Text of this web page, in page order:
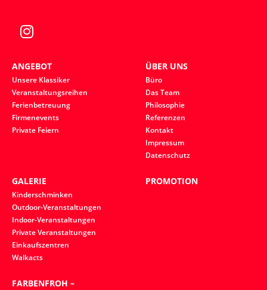
ANGEBOT
Unsere Klassiker
Veranstaltungsreihen
Ferienbetreuung
Firmenevents
Private Feiern
ÜBER UNS
Büro
Das Team
Philosophie
Referenzen
Kontakt
Impressum
Datenschutz
GALERIE
Kinderschminken
Outdoor-Veranstaltungen
Indoor-Veranstaltungen
Private Veranstaltungen
Einkaufszentren
Walkacts
PROMOTION
FARBENFROH –